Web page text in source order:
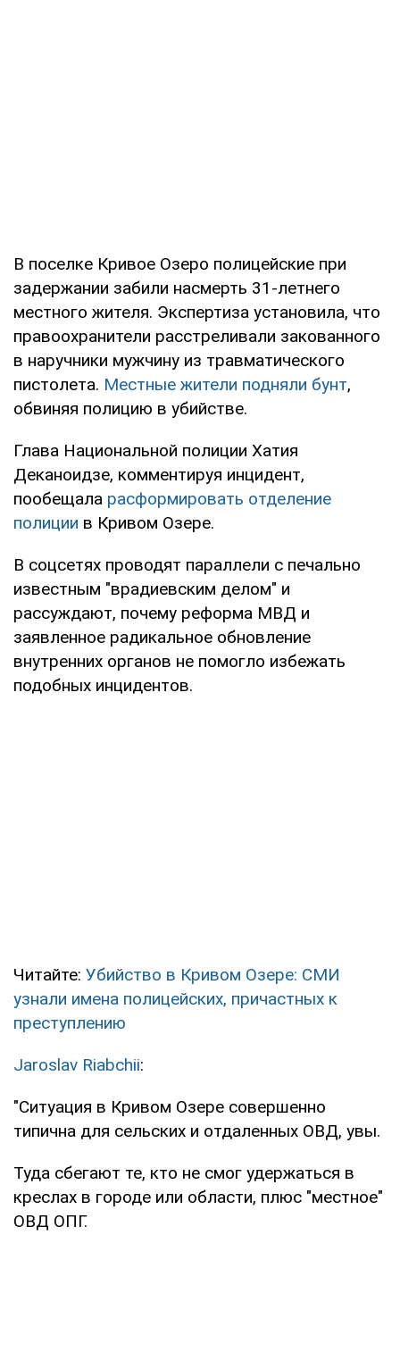
В поселке Кривое Озеро полицейские при
задержании забили насмерть 31-летнего
местного жителя. Экспертиза установила, что
правоохранители расстреливали закованного
в наручники мужчину из травматического
пистолета. Местные жители подняли бунт,
обвиняя полицию в убийстве.
Глава Национальной полиции Хатия
Деканоидзе, комментируя инцидент,
пообещала расформировать отделение
полиции в Кривом Озере.
В соцсетях проводят параллели с печально
известным "врадиевским делом" и
рассуждают, почему реформа МВД и
заявленное радикальное обновление
внутренних органов не помогло избежать
подобных инцидентов.
Читайте: Убийство в Кривом Озере: СМИ
узнали имена полицейских, причастных к
преступлению
Jaroslav Riabchii:
"Ситуация в Кривом Озере совершенно
типична для сельских и отдаленных ОВД, увы.
Туда сбегают те, кто не смог удержаться в
креслах в городе или области, плюс "местное"
ОВД ОПГ.